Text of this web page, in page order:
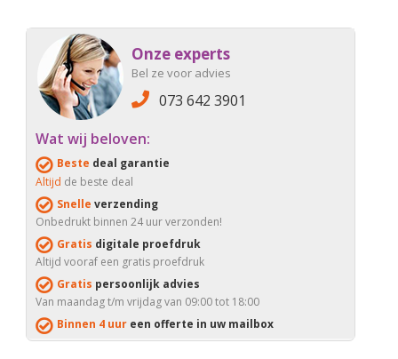
Onze experts
Bel ze voor advies
073 642 3901
Wat wij beloven:
Beste deal garantie
Altijd de beste deal
Snelle verzending
Onbedrukt binnen 24 uur verzonden!
Gratis digitale proefdruk
Altijd vooraf een gratis proefdruk
Gratis persoonlijk advies
Van maandag t/m vrijdag van 09:00 tot 18:00
Binnen 4 uur een offerte in uw mailbox